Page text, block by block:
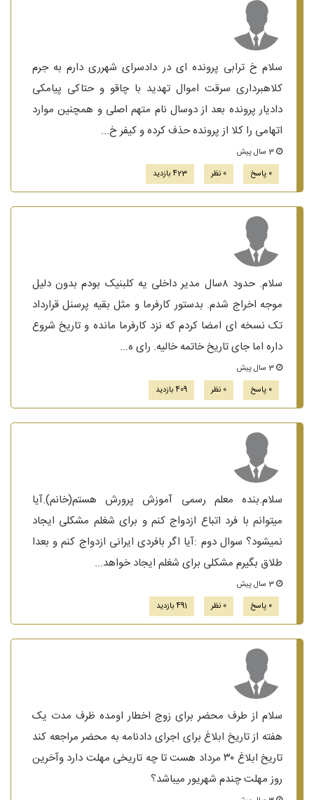
سلام خ ترابی پرونده ای در دادسرای شهرری دارم به جرم
کلاهبرداری سرقت اموال تهدید با چاقو و حتاکی پیامکی
دادیار پرونده بعد از دوسال نام متهم اصلی و همچنین موارد
اتهامی را کلا از پرونده حذف کرده و کیفر خ...
0 پاسخ
0 نظر 423 بازدید
سلام. حدود ۸سال مدیر داخلی یه کلبنیک بودم بدون دلیل
موجه اخراج شدم. بدستور کارفرما و مثل بقیه پرسنل قرارداد
تک نسخه ای امضا کردم که نزد کارفرما مانده و تاریخ شروع
داره اما جای تاریخ خاتمه خالیه. رای ه...
0 پاسخ
0 نظر 409 بازدید
سلام.بنده معلم رسمی آموزش پرورش هستم(خانم).آیا
میتوانم با فرد اتباع ازدواج کنم و برای شغلم مشکلی ایجاد
نمیشود؟ سوال دوم :آیا اگر بافردی ایرانی ازدواج کنم و بعدا
طلاق بگیرم مشکلی برای شغلم ایجاد خواهد...
0 پاسخ
0 نظر 491 بازدید
سلام از طرف محضر برای زوج اخطار اومده ظرف مدت یک
هفته از تاریخ ابلاغ برای اجرای دادنامه به محضر مراجعه کند
تاریخ ابلاغ ۳۰ مرداد هست تا چه تاریخی مهلت دارد وآخرین
روز مهلت چندم شهریور میباشد؟